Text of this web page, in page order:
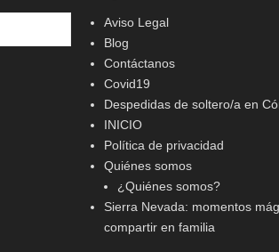
Aviso Legal
Blog
Contáctanos
Covid19
Despedidas de soltero/a en
INICIO
Política de privacidad
Quiénes somos
¿Quiénes somos?
Sierra Nevada: momentos
compartir en familia